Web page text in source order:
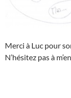
Merci à Luc pour
N’hésitez pas à